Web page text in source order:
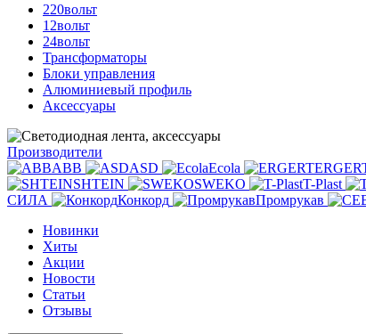
220вольт
12вольт
24вольт
Трансформаторы
Блоки управления
Алюминиевый профиль
Аксессуары
Производители
ABB
ASD Ecola
SHTEIN
SWEKO T-Plast
СИЛА
Конкорд Промрукав
Новинки
Хиты
Акции
Новости
Статьи
Отзывы